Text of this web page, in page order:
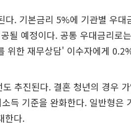
다. 기본금리 5%에 기관별 우
될 예정이다. 공통 우대금리로
한 재무상담' 이수자에게
추진된다. 결혼 청년의 경우
득 기준을 완화한다. 일반형은
한다.